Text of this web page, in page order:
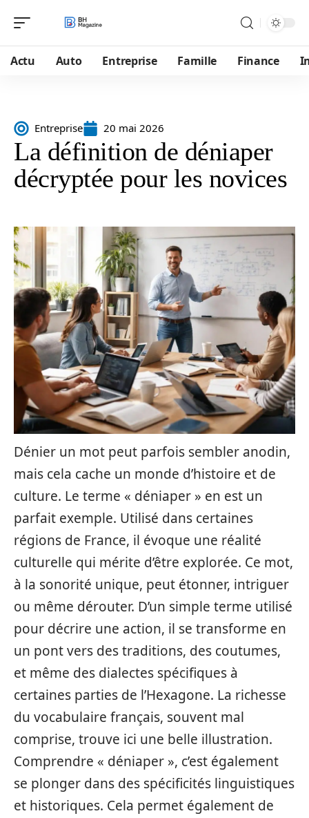
Actu Auto Entreprise Famille Finance
Entreprise 20 mai 2026
La définition de déniaper
décryptée pour les novices
Dénier un mot peut parfois sembler anodin,
mais cela cache un monde d’histoire et de
culture. Le terme « déniaper » en est un
parfait exemple. Utilisé dans certaines
régions de France, il évoque une réalité
culturelle qui mérite d’être explorée. Ce mot,
à la sonorité unique, peut étonner, intriguer
ou même dérouter. D’un simple terme utilisé
pour décrire une action, il se transforme en
un pont vers des traditions, des coutumes,
et même des dialectes spécifiques à
certaines parties de l’Hexagone. La richesse
du vocabulaire français, souvent mal
comprise, trouve ici une belle illustration.
Comprendre « déniaper », c’est également
se plonger dans des spécificités linguistiques
et historiques. Cela permet également de